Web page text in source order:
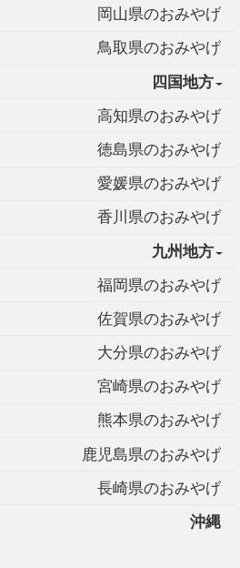
岡山県のおみやげ
鳥取県のおみやげ
四国地方
高知県のおみやげ
徳島県のおみやげ
愛媛県のおみやげ
香川県のおみやげ
九州地方
福岡県のおみやげ
佐賀県のおみやげ
大分県のおみやげ
宮崎県のおみやげ
熊本県のおみやげ
鹿児島県のおみやげ
長崎県のおみやげ
沖縄